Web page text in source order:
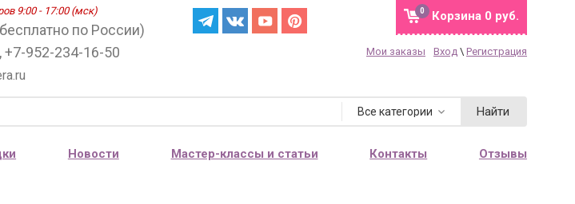
9:00 - 17:00 (мск)
по России)
+7-952-234-16-50
Корзина 0 руб.
0
Мои заказы Вход \ Регистрация
Все категории Найти
Новости Мастер-классы и статьи Контакты Отзывы